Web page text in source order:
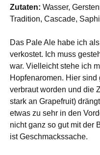
Zutaten: Wasser,
Tradition, Cascade,
Das Pale Ale habe ich
verkostet. Ich muss
war. Vielleicht stehe ich
Hopfenaromen. Hier
verbraut worden und die
stark an Grapefruit)
etwas zu sehr in den
nicht ganz so gut mit der
ist Geschmackssache.